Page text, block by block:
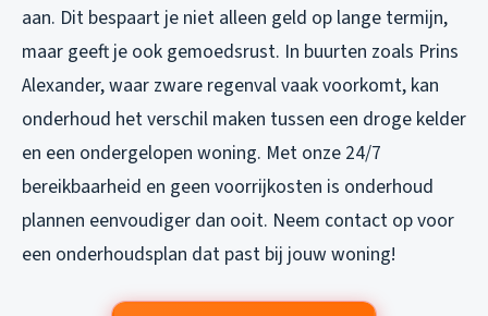
aan. Dit bespaart je niet alleen geld op lange termijn,
maar geeft je ook gemoedsrust. In buurten zoals Prins
Alexander, waar zware regenval vaak voorkomt, kan
onderhoud het verschil maken tussen een droge kelder
en een ondergelopen woning. Met onze 24/7
bereikbaarheid en geen voorrijkosten is onderhoud
plannen eenvoudiger dan ooit. Neem contact op voor
een onderhoudsplan dat past bij jouw woning!